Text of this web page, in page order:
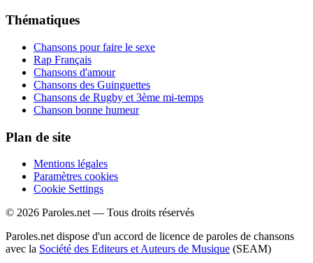
Thématiques
Chansons pour faire le sexe
Rap Français
Chansons d'amour
Chansons des Guinguettes
Chansons de Rugby et 3ème mi-temps
Chanson bonne humeur
Plan de site
Mentions légales
Paramètres cookies
Cookie Settings
© 2026 Paroles.net — Tous droits réservés
Paroles.net dispose d'un accord de licence de paroles de chansons
avec la Société des Editeurs et Auteurs de Musique (SEAM)